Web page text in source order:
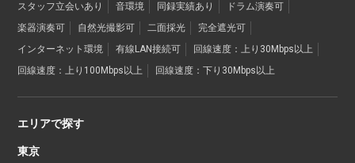
スタッフ立会いあり
音環境 同録実績あり
ドラム演奏可
楽器演奏可
自然光撮影可 二面採光
完全遮光可
インターネット環境
有線LAN接続可
回線速度：上り30Mbps以上
回線速度：上り100Mbps以上
回線速度：下り30Mbps以上
エリアで探す
東京